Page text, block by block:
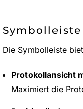
Symbolleiste
Die Symbolleiste
Protokollansicht
Maximiert die